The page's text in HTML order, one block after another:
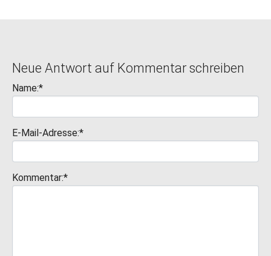
Neue Antwort auf Kommentar schreiben
Name:*
E-Mail-Adresse:*
Kommentar:*